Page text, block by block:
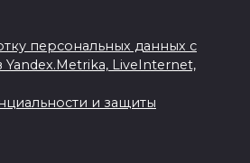
персональных данных с
LiveInternet,
и защиты